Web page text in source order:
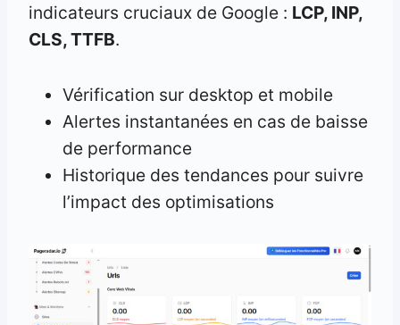
indicateurs cruciaux de Google : LCP, INP,
CLS, TTFB.
Vérification sur desktop et mobile
Alertes instantanées en cas de baisse
de performance
Historique des tendances pour suivre
l’impact des optimisations